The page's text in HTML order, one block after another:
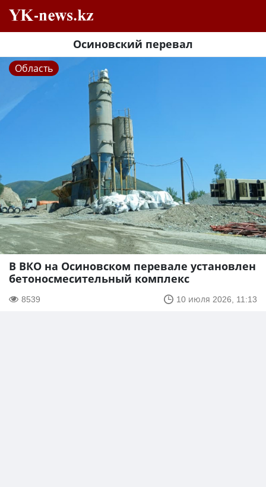
Осиновский перевал
Область
В ВКО на Осиновском перевале установлен
бетоносмесительный комплекс
8539 10 июля 2026, 11:13